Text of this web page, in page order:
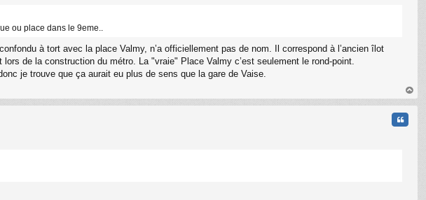
ou place dans le 9eme..
à tort avec la place Valmy, n’a officiellement pas de nom. Il correspond à l’ancien îlot
de la construction du métro. La "vraie" Place Valmy c’est seulement le rond-point.
je trouve que ça aurait eu plus de sens que la gare de Vaise.
au